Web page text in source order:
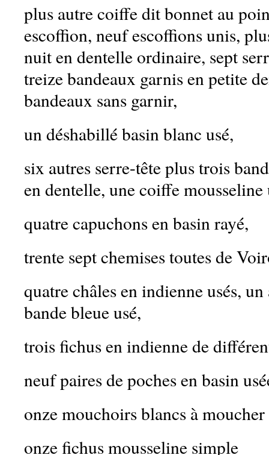
plus autre coiffe dit bonnet au
escoffion, neuf escoffions unis,
nuit en dentelle ordinaire, sept
treize bandeaux garnis en petite
bandeaux sans garnir,
un déshabillé basin blanc usé,
six autres serre-tête plus trois
en dentelle, une coiffe mousseline
quatre capuchons en basin rayé,
trente sept chemises toutes de
quatre châles en indienne usés,
bande bleue usé,
trois fichus en indienne de
neuf paires de poches en basin
onze mouchoirs blancs à moucher
onze fichus mousseline simple